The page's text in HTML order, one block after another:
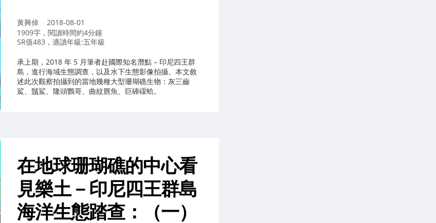
作
者：
黃興倬
2018-08-01
1909字，閱讀時間約4分鐘
SR值483，適讀年級:五年級
承上期，2018 年 5 月筆者赴國際知名潛點 – 印尼四王群
島，進行海域生態調查，以及水下生態影像拍攝。本文敘
述此次觀察拍攝到的當地幾種大型珊瑚礁生物：灰三齒
鯊、鬚鯊、隆頭鸚哥、曲紋唇魚、巨硨磲蛤。
在地球珊瑚礁的中心看
見樂土－印尼四王群島
海洋生態踏查：（一）